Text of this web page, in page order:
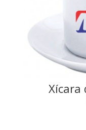
Xícara